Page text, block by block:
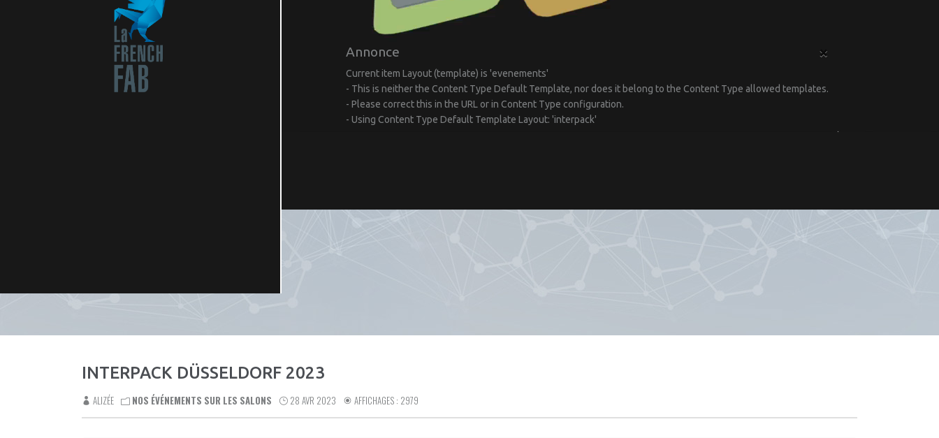
×
Annonce
Current item Layout (template) is 'evenements'
- This is neither the Content Type Default Template, nor does it belong to the Content Type allowed templates.
- Please correct this in the URL or in Content Type configuration.
- Using Content Type Default Template Layout: 'interpack'
INTERPACK DÜSSELDORF 2023
ALIZÉE NOS ÉVÉNEMENTS SUR LES SALONS 28 AVR 2023 AFFICHAGES : 2979